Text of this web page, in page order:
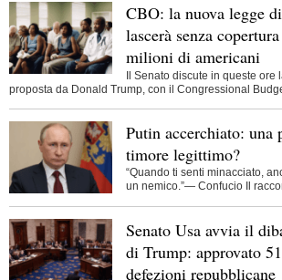
CBO: la nuova legge
lascerà senza
milioni di americani
Il Senato discute in queste ore
proposta da Donald Trump, con il Congressional
Putin accerchiato: una
timore legittimo?
“Quando ti senti minacciato,
un nemico.”— Confucio Il
Senato Usa avvia il
di Trump: approvato
defezioni repubblicane